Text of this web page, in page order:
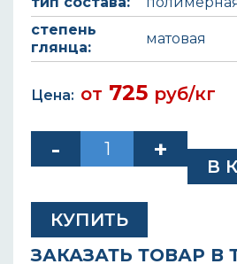
степень
глянца:
матовая
Цена: от 725 руб/кг
КУПИТЬ
ЗАКАЗАТЬ ТОВАР В